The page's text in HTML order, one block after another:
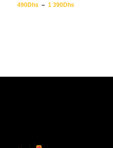
490Dhs – 1 390Dhs